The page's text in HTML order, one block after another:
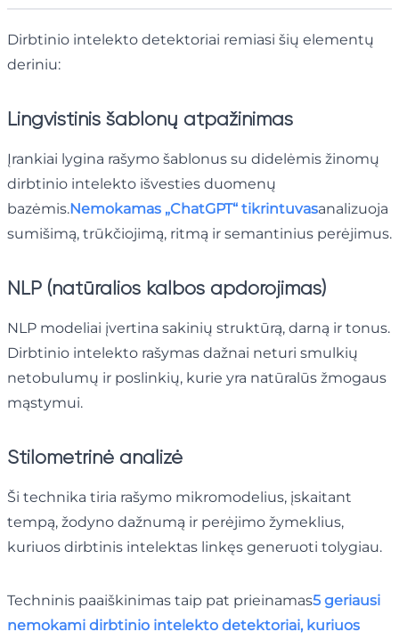
Dirbtinio intelekto detektoriai remiasi šių elementų
deriniu:
Lingvistinis šablonų atpažinimas
Įrankiai lygina rašymo šablonus su didelėmis žinomų
dirbtinio intelekto išvesties duomenų
bazėmis.Nemokamas „ChatGPT“ tikrintuvasanalizuoja
sumišimą, trūkčiojimą, ritmą ir semantinius perėjimus.
NLP (natūralios kalbos apdorojimas)
NLP modeliai įvertina sakinių struktūrą, darną ir tonus.
Dirbtinio intelekto rašymas dažnai neturi smulkių
netobulumų ir poslinkių, kurie yra natūralūs žmogaus
mąstymui.
Stilometrinė analizė
Ši technika tiria rašymo mikromodelius, įskaitant
tempą, žodyno dažnumą ir perėjimo žymeklius,
kuriuos dirbtinis intelektas linkęs generuoti tolygiau.
Techninis paaiškinimas taip pat prieinamas5 geriausi
nemokami dirbtinio intelekto detektoriai, kuriuos